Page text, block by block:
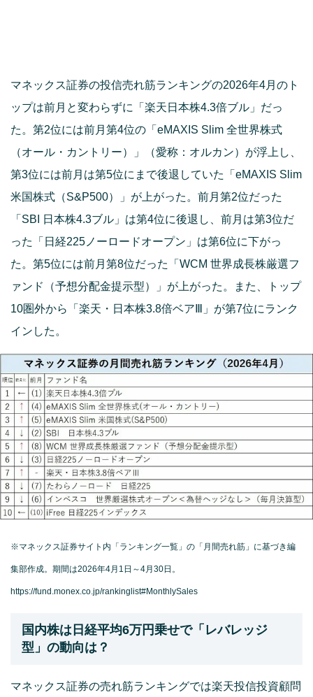
マネックス証券の投信売れ筋ランキングの2026年4月のト
ップは前月と変わらずに「楽天日本株4.3倍ブル」だっ
た。第2位には前月第4位の「eMAXIS Slim 全世界株式
（オール・カントリー）」（愛称：オルカン）が浮上し、
第3位には前月は第5位にまで後退していた「eMAXIS Slim
米国株式（S&P500）」が上がった。前月第2位だった
「SBI 日本株4.3ブル」は第4位に後退し、前月は第3位だ
った「日経225ノーロードオープン」は第6位に下がっ
た。第5位には前月第8位だった「WCM 世界成長株厳選フ
ァンド（予想分配金提示型）」が上がった。また、トップ
10圏外から「楽天・日本株3.8倍ベアⅢ」が第7位にランク
インした。
※マネックス証券サイト内「ランキング一覧」の「月間売れ筋」に基づき編
集部作成。期間は2026年4月1日～4月30日。
https://fund.monex.co.jp/rankinglist#MonthlySales
国内株は日経平均6万円乗せで「レバレッジ
型」の動向は？
マネックス証券の売れ筋ランキングでは楽天投信投資顧問